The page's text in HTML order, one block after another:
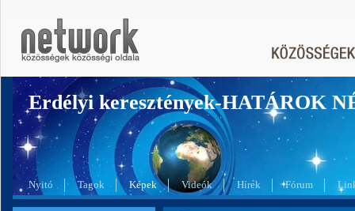
Erdélyi keresztények-HATÁROK
Nyitó Tagok Képek Videók Hírek Fórum